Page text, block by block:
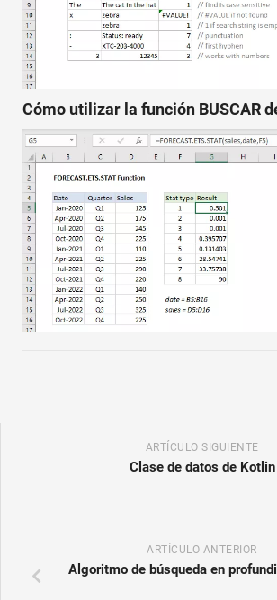
Cómo utilizar la función BUSCAR
ARTÍCULO SIGUIENTE
Clase de datos de Kotlin
ARTÍCULO ANTERIOR
Algoritmo de búsqueda en